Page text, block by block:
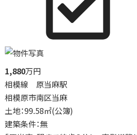
1,880万円
相模線 原当麻駅
相模原市南区当麻
土地：99.58㎡(公簿)
建築条件：無